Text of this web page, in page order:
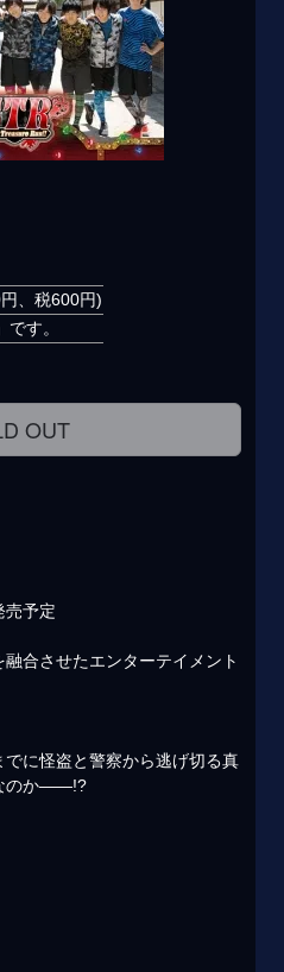
、税600円)
す。
OUT
売予定
融合させたエンターテイメント
に怪盗と警察から逃げ切る真
のか――!?